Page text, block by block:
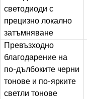
светодиоди с
прецизно локално
затъмняване
Превъзходно
благодарение на
по-дълбоките черни
тонове и по-ярките
светли тонове